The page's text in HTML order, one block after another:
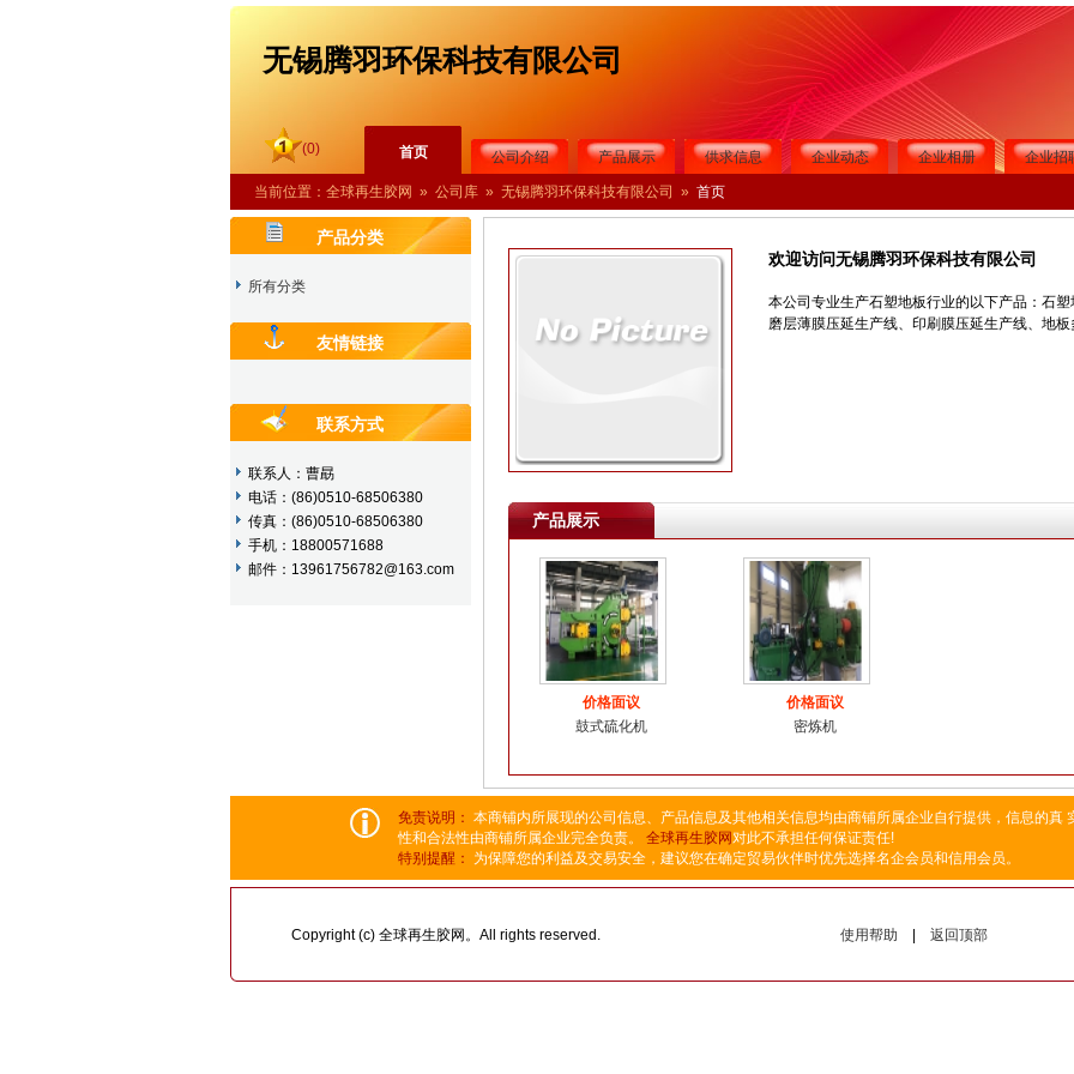
(0) 首页 公司介绍 产品展示 供求信息 企业动态 企业相册 企业招
无锡腾羽环保科技有限公司
当前位置： 全球再生胶网 » 公司库 » 无锡腾羽环保科技有限公司 » 首页
产品分类
所有分类
友情链接
联系方式
联系人：曹勗
电话：(86)0510-68506380
传真：(86)0510-68506380
手机：18800571688
邮件：13961756782@163.com
欢迎访问无锡腾羽环保科技有限公司
本公司专业生产石塑地板行业的以下产品：石
磨层薄膜压延生产线、印刷膜压延生产线、地
产品展示
价格面议
鼓式硫化机
价格面议
密炼机
免责说明： 本商铺内所展现的公司信息、产品信息及其他相关信息均由商铺所属企业自行提供，信息的真
性和合法性由商铺所属企业完全负责。 全球再生胶网对此不承担任何保证责任!
特别提醒：
为保障您的利益及交易安全，建议您在确定贸易伙伴时优先选择名企会员和信用会员。
Copyright (c) 全球再生胶网。All rights reserved. 使用帮助 返回顶部